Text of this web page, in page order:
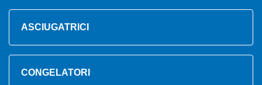
ASCIUGATRICI
CONGELATORI